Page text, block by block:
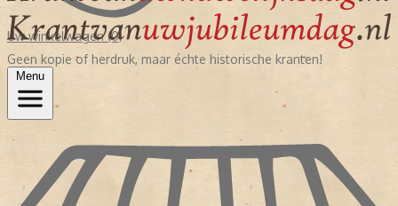
Uw winkelwagen (0)
Geen kopie of herdruk, maar échte historische kranten!
Menu